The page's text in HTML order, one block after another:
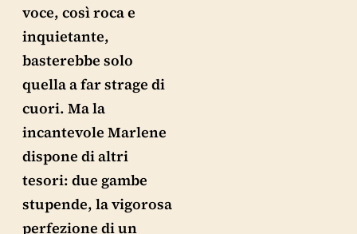
voce, così roca e
inquietante,
basterebbe solo
quella a far strage di
cuori. Ma la
incantevole Marlene
dispone di altri
tesori: due gambe
stupende, la vigorosa
perfezione di un